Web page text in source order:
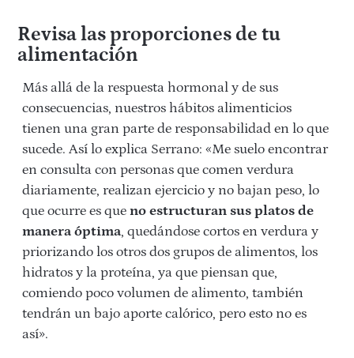
Revisa las proporciones de tu
alimentación
Más allá de la respuesta hormonal y de sus
consecuencias, nuestros hábitos alimenticios
tienen una gran parte de responsabilidad en lo que
sucede. Así lo explica Serrano: «Me suelo encontrar
en consulta con personas que comen verdura
diariamente, realizan ejercicio y no bajan peso, lo
que ocurre es que no estructuran sus platos de
manera óptima, quedándose cortos en verdura y
priorizando los otros dos grupos de alimentos, los
hidratos y la proteína, ya que piensan que,
comiendo poco volumen de alimento, también
tendrán un bajo aporte calórico, pero esto no es
así».